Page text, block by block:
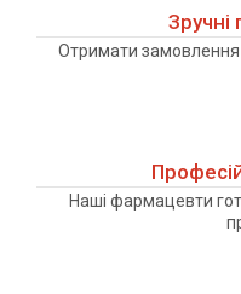
Зручні
Отримати замовлення
Наші фармацевти